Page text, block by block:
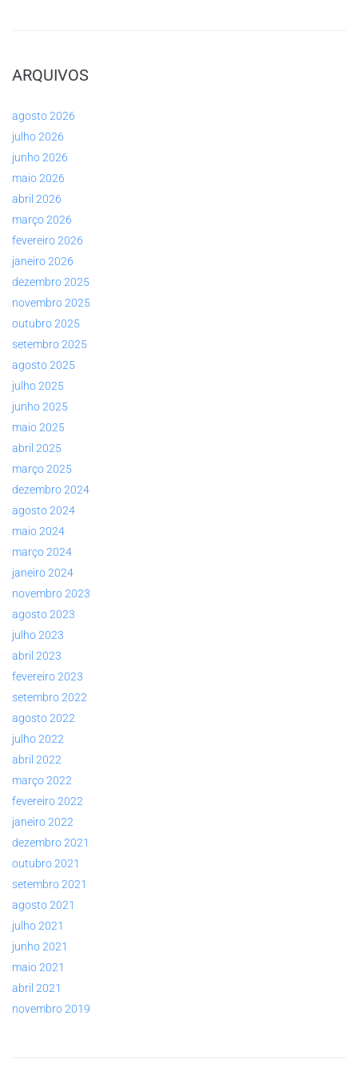
ARQUIVOS
agosto 2026
julho 2026
junho 2026
maio 2026
abril 2026
março 2026
fevereiro 2026
janeiro 2026
dezembro 2025
novembro 2025
outubro 2025
setembro 2025
agosto 2025
julho 2025
junho 2025
maio 2025
abril 2025
março 2025
dezembro 2024
agosto 2024
maio 2024
março 2024
janeiro 2024
novembro 2023
agosto 2023
julho 2023
abril 2023
fevereiro 2023
setembro 2022
agosto 2022
julho 2022
abril 2022
março 2022
fevereiro 2022
janeiro 2022
dezembro 2021
outubro 2021
setembro 2021
agosto 2021
julho 2021
junho 2021
maio 2021
abril 2021
novembro 2019